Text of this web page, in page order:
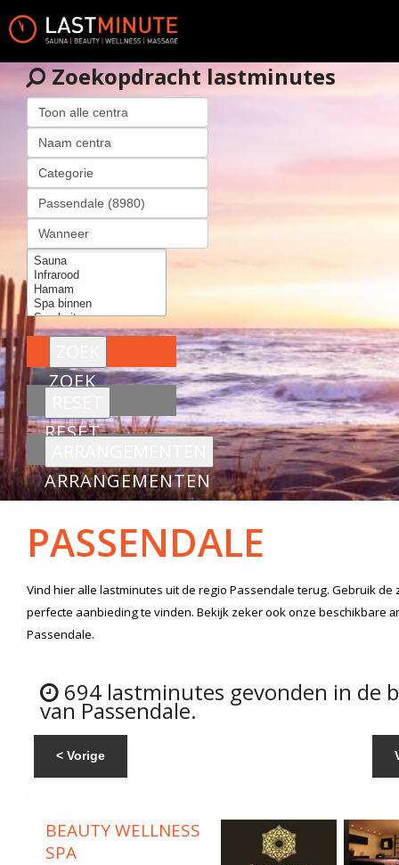
Zoekopdracht lastminutes
ZOEK
RESET
ARRANGEMENTEN
PASSENDALE
Vind hier alle lastminutes uit de regio Passendaleterug. Gebruik de
perfecte aanbieding te vinden. Bekijk zeker ook onze beschikbare
Passendale.
694 lastminutes gevonden in de
van Passendale.
< Vorige
BEAUTY WELLNESS
SPA